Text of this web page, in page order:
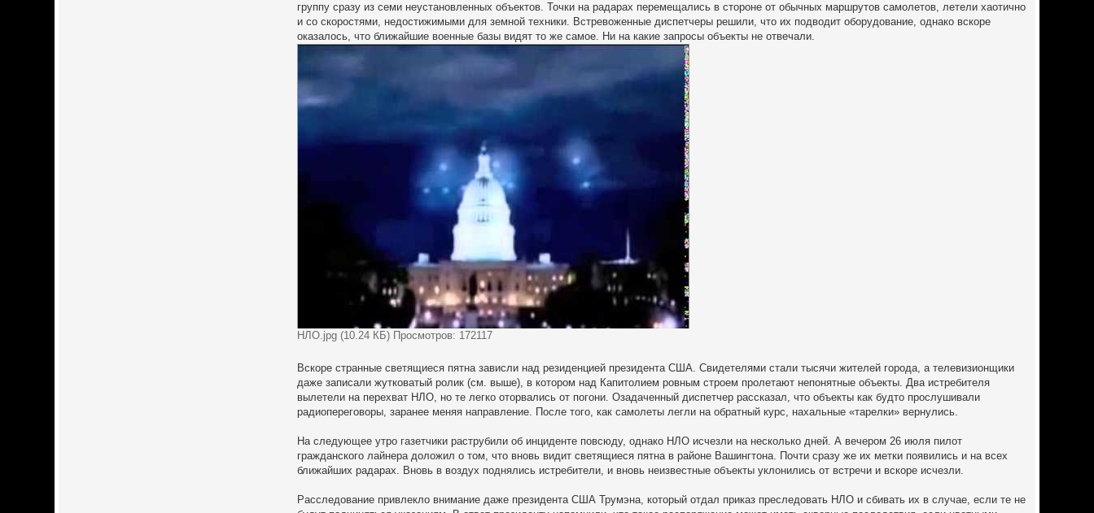
группу сразу из семи неустановленных объектов. Точки на радарах перемещались в стороне от обычных маршрутов самолетов, летели хаотично
и со скоростями, недостижимыми для земной техники. Встревоженные диспетчеры решили, что их подводит оборудование, однако вскоре
оказалось, что ближайшие военные базы видят то же самое. Ни на какие запросы объекты не отвечали.
НЛО.jpg (10.24 КБ) Просмотров: 172117
Вскоре странные светящиеся пятна зависли над резиденцией президента США. Свидетелями стали тысячи жителей города, а телевизионщики
даже записали жутковатый ролик (см. выше), в котором над Капитолием ровным строем пролетают непонятные объекты. Два истребителя
вылетели на перехват НЛО, но те легко оторвались от погони. Озадаченный диспетчер рассказал, что объекты как будто прослушивали
радиопереговоры, заранее меняя направление. После того, как самолеты легли на обратный курс, нахальные «тарелки» вернулись.
На следующее утро газетчики раструбили об инциденте повсюду, однако НЛО исчезли на несколько дней. А вечером 26 июля пилот
гражданского лайнера доложил о том, что вновь видит светящиеся пятна в районе Вашингтона. Почти сразу же их метки появились и на всех
ближайших радарах. Вновь в воздух поднялись истребители, и вновь неизвестные объекты уклонились от встречи и вскоре исчезли.
Расследование привлекло внимание даже президента США Трумэна, который отдал приказ преследовать НЛО и сбивать их в случае, если те не